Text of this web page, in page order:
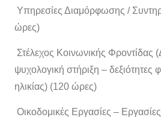
Υπηρεσίες Διαμόρφωσης /
ώρες)
Στέλεχος Κοινωνικής Φροντίδας
ψυχολογική στήριξη – δεξιότητες
ηλικίας) (120 ώρες)
Οικοδομικές Εργασίες –